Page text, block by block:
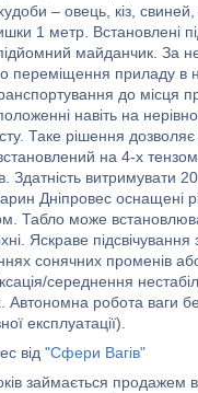
– овець, кіз,
1 метр. Встановлені
майданчик. За
приладу в
до місця
навіть на
Таке рішення
на 4-х
Здатність
Дніпровес оснащені
Табло може
Яскраве
сонячних променів
середнення
робота ваги
експлуатації).
від "Сфери Вагів"
займається продажем